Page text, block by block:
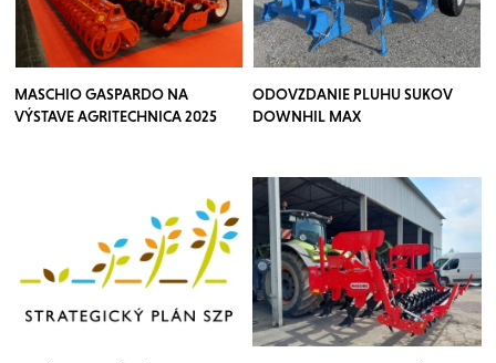
MASCHIO GASPARDO NA
VÝSTAVE AGRITECHNICA 2025
ODOVZDANIE PLUHU SUKOV
DOWNHIL MAX